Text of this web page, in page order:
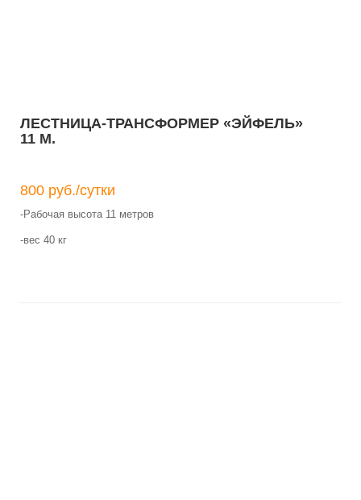
ЛЕСТНИЦА-ТРАНСФОРМЕР «ЭЙФЕЛЬ»
11 М.
800 руб./сутки
-Рабочая высота 11 метров
-вес 40 кг